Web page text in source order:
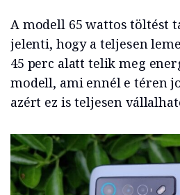
A modell 65 wattos töltést
jelenti, hogy a teljesen
45 perc alatt telik meg
modell, ami ennél e téren
azért ez is teljesen